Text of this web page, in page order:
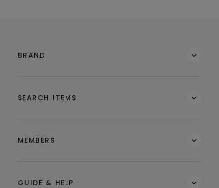
BRAND
SEARCH ITEMS
MEMBERS
GUIDE & HELP